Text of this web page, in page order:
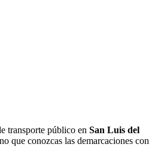
transporte público en San Luis del
que conozcas las demarcaciones con